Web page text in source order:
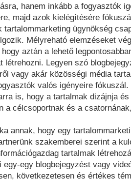
hanem inkább a fogyasztók
majd azok kielégítésére
tartalommarketing ügynökség
Mélyreható elemzéseket
aztán a lehető
létrehozni. Legyen szó
vagy akár közösségi média
valós igényeire
is, hogy a tartalmak dizájnja
a célcsoportnak és a
annak, hogy egy
szakemberei szerint a
tartalmak
egy-egy blogbejegyzést vagy
következetesen és értékes